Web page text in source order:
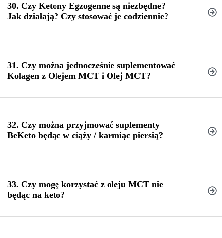
Keto Burn
Kawy lub herbaty:Stanowi dodatkowy zastrzyk energii
Koktajli, smoothie i jogurty: Wzbogaca je w zdrowe tłuszcze
30. Czy Ketony Egzogenne są niezbędne?
Jak działają? Czy stosować je codziennie?
31. Czy można jednocześnie suplementować
Kolagen z Olejem MCT i Olej MCT?
32. Czy można przyjmować suplementy
BeKeto będąc w ciąży / karmiąc piersią?
33. Czy mogę korzystać z oleju MCT nie
będąc na keto?